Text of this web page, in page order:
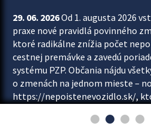
29. 06. 2026Od 1. augusta 2026
praxe nové pravidlá povinného
ktoré radikálne znížia počet
cestnej premávke a zavedú
systému PZP. Občania nájdu
o zmenách na jednom mieste –
https://nepoistenevozidlo.sk/,
asociácie poisťovní (SLASPO) a